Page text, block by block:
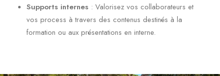
Supports internes : Valorisez vos collaborateurs et
vos process à travers des contenus destinés à la
formation ou aux présentations en interne.